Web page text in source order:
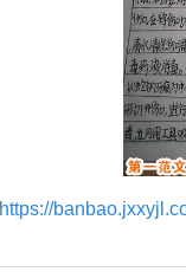
https://